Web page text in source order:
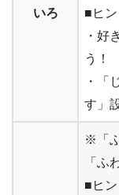
いろ
■ヒン
・好
う！
・「
す」
※「
「ふ
■ヒン